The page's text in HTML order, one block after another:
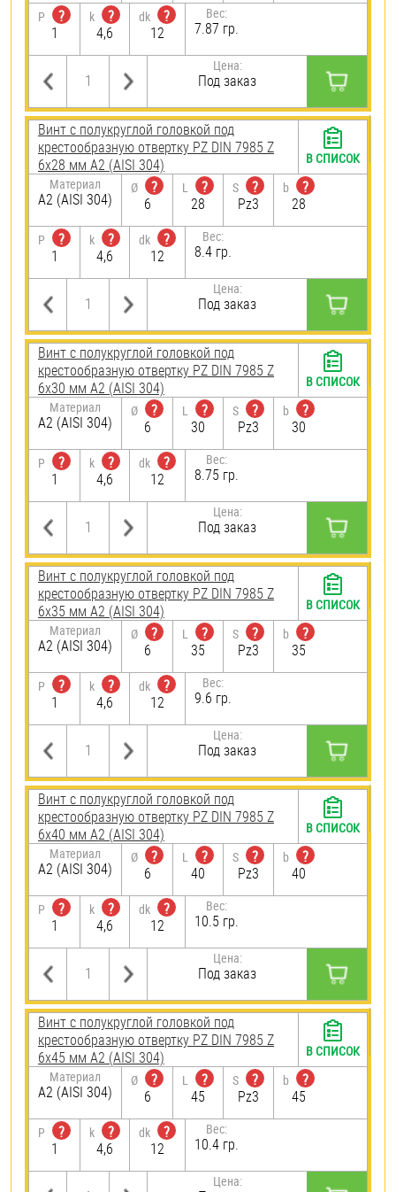
P
?
1
k
?
4,6
dk
?
12
Вес:
7.87 гр.
Цена:
Под заказ
Винт с полукруглой головкой под
крестообразную отвертку PZ DIN 7985 Z
6х28 мм А2 (AISI 304)
Материал
А2 (AISI 304)
Ø
?
6
L
?
28
S
?
Pz3
b
?
28
P
?
1
k
?
4,6
dk
?
12
Вес:
8.4 гр.
Цена:
Под заказ
В СПИСОК
Винт с полукруглой головкой под
крестообразную отвертку PZ DIN 7985 Z
6х30 мм А2 (AISI 304)
Материал
А2 (AISI 304)
Ø
?
6
L
?
30
S
?
Pz3
b
?
30
P
?
1
k
?
4,6
dk
?
12
Вес:
8.75 гр.
Цена:
Под заказ
В СПИСОК
Винт с полукруглой головкой под
крестообразную отвертку PZ DIN 7985 Z
6х35 мм А2 (AISI 304)
Материал
А2 (AISI 304)
Ø
?
6
L
?
35
S
?
Pz3
b
?
35
P
?
1
k
?
4,6
dk
?
12
Вес:
9.6 гр.
Цена:
Под заказ
В СПИСОК
Винт с полукруглой головкой под
крестообразную отвертку PZ DIN 7985 Z
6х40 мм А2 (AISI 304)
Материал
А2 (AISI 304)
Ø
?
6
L
?
40
S
?
Pz3
b
?
40
P
?
1
k
?
4,6
dk
?
12
Вес:
10.5 гр.
Цена:
Под заказ
В СПИСОК
Винт с полукруглой головкой под
крестообразную отвертку PZ DIN 7985 Z
6х45 мм А2 (AISI 304)
Материал
А2 (AISI 304)
Ø
?
6
L
?
45
S
?
Pz3
b
?
45
P
?
1
k
?
4,6
dk
?
12
Вес:
10.4 гр.
Цена:
В СПИСОК